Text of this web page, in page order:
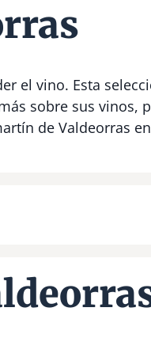
el vino. Esta
sobre sus vinos,
de Valdeorras